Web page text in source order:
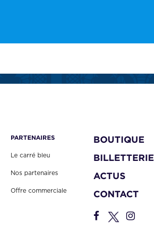
PARTENAIRES
Le carré bleu
Nos partenaires
Offre commerciale
BOUTIQUE
BILLETTERIE
ACTUS
CONTACT